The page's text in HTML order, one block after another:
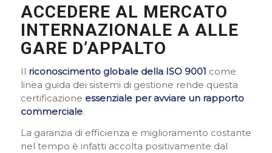
ACCEDERE AL MERCATO
INTERNAZIONALE A ALLE
GARE D’APPALTO
Il riconoscimento globale della ISO 9001 come
linea guida dei sistemi di gestione rende questa
certificazione essenziale per avviare un rapporto
commerciale.
La garanzia di efficienza e miglioramento costante
nel tempo è infatti accolta positivamente dal